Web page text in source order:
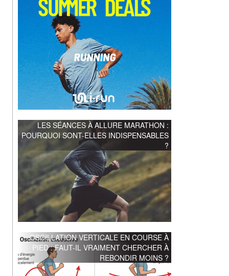
LES SÉANCES À ALLURE MARATHON :
POURQUOI SONT-ELLES INDISPENSABLES
?
OSCILLATION VERTICALE EN COURSE À
PIED : FAUT-IL VRAIMENT CHERCHER À
REBONDIR MOINS ?